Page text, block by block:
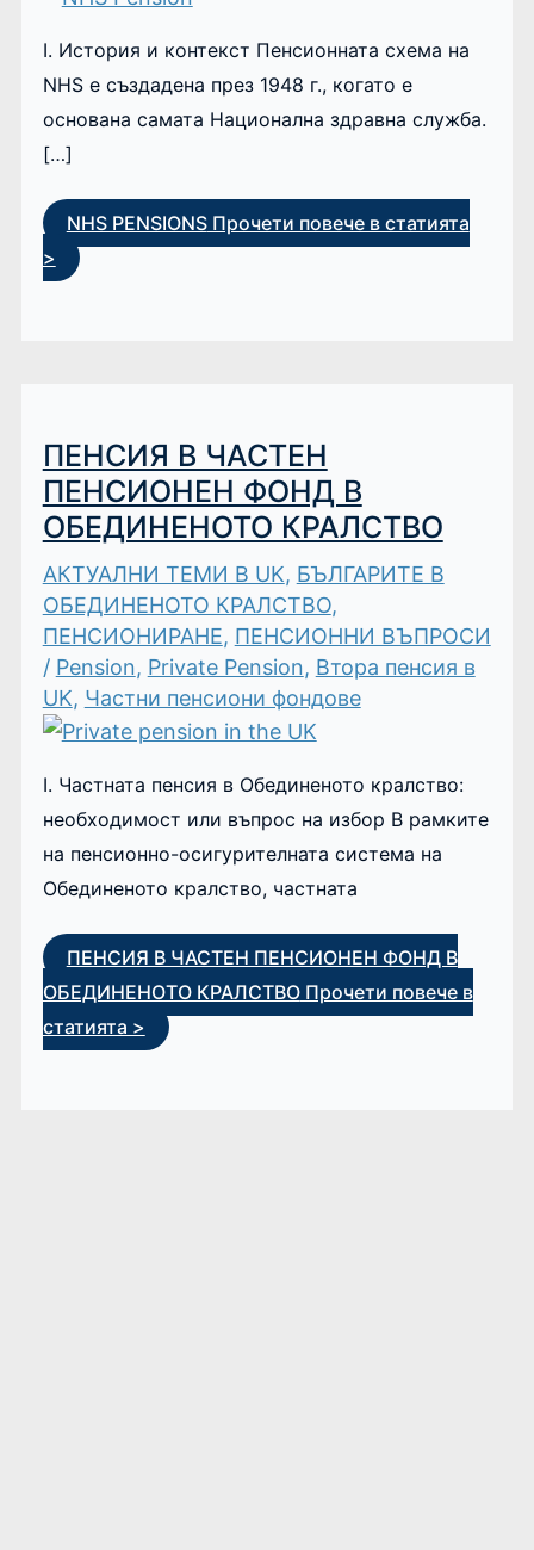
I. История и контекст Пенсионната схема на
NHS е създадена през 1948 г., когато е
основана самата Национална здравна служба.
[…]
NHS PENSIONSПрочети повече в статията
>
ПЕНСИЯ В ЧАСТЕН
ПЕНСИОНЕН ФОНД В
ОБЕДИНЕНОТО КРАЛСТВО
АКТУАЛНИ ТЕМИ В UK, БЪЛГАРИТЕ В
ОБЕДИНЕНОТО КРАЛСТВО,
ПЕНСИОНИРАНЕ, ПЕНСИОННИ ВЪПРОСИ
/ Pension, Private Pension, Втора пенсия в
UK, Частни пенсиони фондове
I. Частната пенсия в Обединеното кралство:
необходимост или въпрос на избор В рамките
на пенсионно-осигурителната система на
Обединеното кралство, частната
ПЕНСИЯ В ЧАСТЕН ПЕНСИОНЕН ФОНД В
ОБЕДИНЕНОТО КРАЛСТВОПрочети повече в
статията >